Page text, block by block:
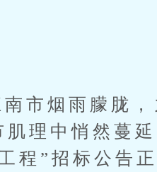
烟雨朦胧，
理中悄然蔓
程”招标公告